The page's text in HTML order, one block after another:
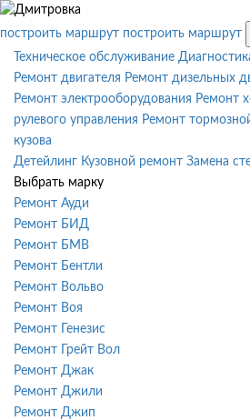
построить маршрут построить маршрут
Техническое обслуживание
Ремонт двигателя Ремонт дизельных
Ремонт электрооборудования Ремонт
рулевого управления Ремонт
кузова
Детейлинг Кузовной ремонт Замена
Выбрать марку
Ремонт Ауди
Ремонт БИД
Ремонт БМВ
Ремонт Бентли
Ремонт Вольво
Ремонт Воя
Ремонт Генезис
Ремонт Грейт Вол
Ремонт Джак
Ремонт Джили
Ремонт Джип